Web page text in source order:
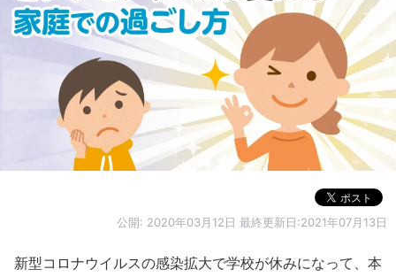
公開: 2020年03月12日 最終更新日:2021年07月13日
新型コロナウイルスの感染拡大で学校が休みになって、本